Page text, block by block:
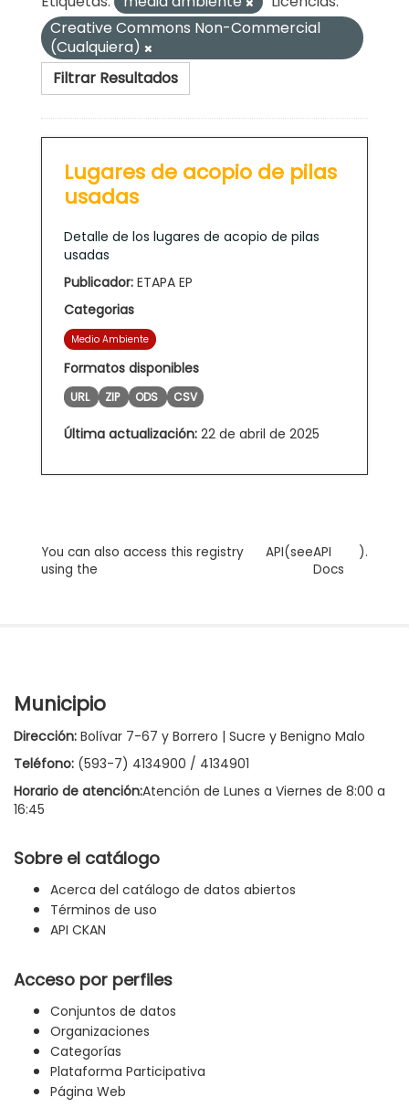
Creative Commons Non-Commercial
(Cualquiera)
Filtrar Resultados
Lugares de acopio de pilas
usadas
Detalle de los lugares de acopio de pilas
usadas
Publicador: ETAPA EP
Categorias
Medio Ambiente
Formatos disponibles
URL ZIP ODS CSV
Última actualización: 22 de abril de 2025
You can also access this registry
using the
API(seeAPI
Docs
).
Municipio
Dirección: Bolívar 7-67 y Borrero | Sucre y Benigno Malo
Teléfono: (593-7) 4134900 / 4134901
Horario de atención:Atención de Lunes a Viernes de 8:00 a
16:45
Sobre el catálogo
Acerca del catálogo de datos abiertos
Términos de uso
API CKAN
Acceso por perfiles
Conjuntos de datos
Organizaciones
Categorías
Plataforma Participativa
Página Web